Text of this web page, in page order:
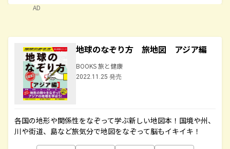
AD
地球のなぞり方 旅地図 アジア編
BOOKS 旅と健康
2022.11.25 発売
各国の地形や関係性をなぞって学ぶ新しい地図本！国境や州、
川や街道、島など旅気分で地図をなぞって脳もイキイキ！